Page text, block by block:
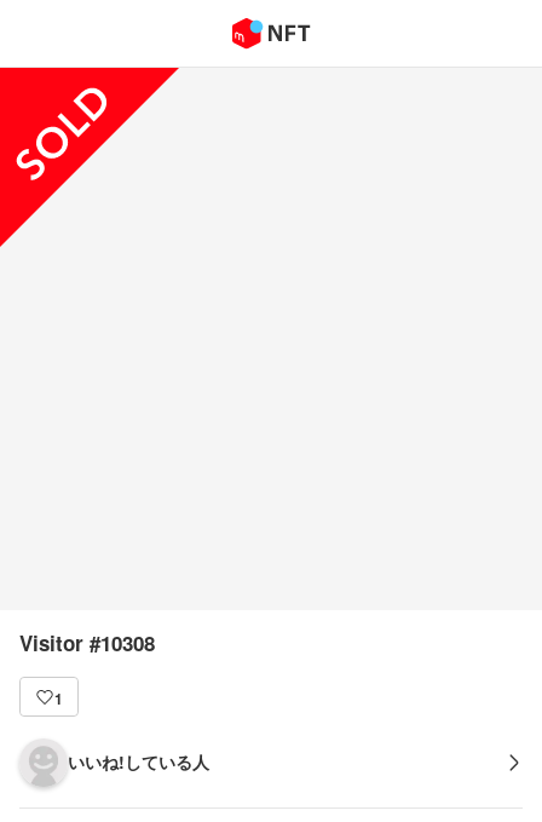
Visitor #10308
1
いいね!している人